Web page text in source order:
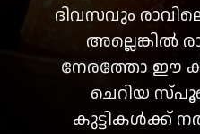
ദിവസവും
അല്ലെങ്കിൽ
നേരത്തോ ഈ
ചെറിയ